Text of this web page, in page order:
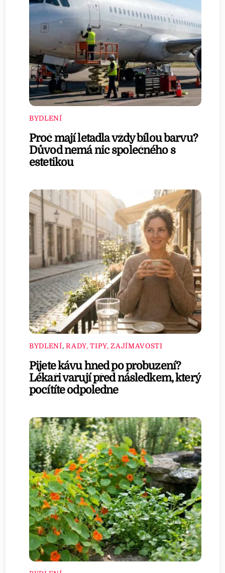
BYDLENÍ
Proč mají letadla vždy bílou barvu?
Důvod nemá nic společného s
estetikou
BYDLENÍ,RADY, TIPY, ZAJÍMAVOSTI
Pijete kávu hned po probuzení?
Lékaři varují před následkem, který
pocítíte odpoledne